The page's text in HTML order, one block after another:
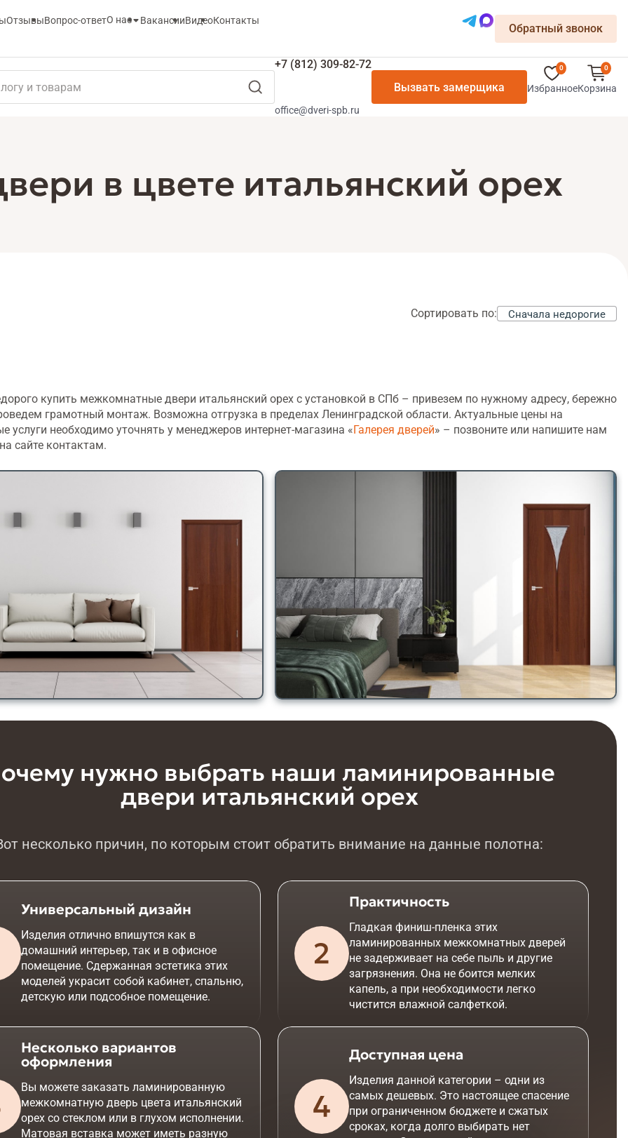
ОтзывыВопрос-ответО нас ВакансииВидеоКонтакты
Обратный звонок
+7 (812) 309-82-72
office@dveri-spb.ru
Вызвать замерщика
0
Избранное
0
Корзина
в цвете итальянский орех
Сортировать по:
купить межкомнатные двери итальянский орех с установкой в СПб – привезем по нужному адресу, бережно
грамотный монтаж. Возможна отгрузка в пределах Ленинградской области. Актуальные цены на
услуги необходимо уточнять у менеджеров интернет-магазина «Галерея дверей» – позвоните или напишите нам
сайте контактам.
нужно выбрать наши ламинированные
двери итальянский орех
несколько причин, по которым стоит обратить внимание на данные полотна:
Универсальный дизайн
Изделия отлично впишутся как в
домашний интерьер, так и в офисное
помещение. Сдержанная эстетика этих
моделей украсит собой кабинет, спальню,
детскую или подсобное помещение.
Практичность
Гладкая финиш-пленка этих
ламинированных межкомнатных дверей
не задерживает на себе пыль и другие
загрязнения. Она не боится мелких
капель, а при необходимости легко
чистится влажной салфеткой.
Несколько вариантов
оформления
Вы можете заказать ламинированную
межкомнатную дверь цвета итальянский
орех со стеклом или в глухом исполнении.
Матовая вставка может иметь разную
Доступная цена
Изделия данной категории – одни из
самых дешевых. Это настоящее спасение
при ограниченном бюджете и сжатых
сроках, когда долго выбирать нет